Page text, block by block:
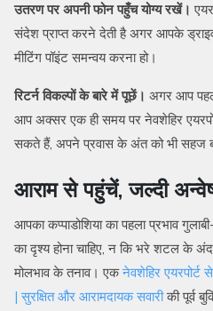
उतरण पर अपनी फोन पहुँच योग्य रखें।
संदेश प्राप्त करने देती है अगर आपके
मीटिंग पॉइंट समन्वय करना हो।
रिटर्न विकल्पों के बारे में पूछें। अगर आप पहले
आप अक्सर एक ही समय पर नेवशेहिर
सकते हैं, अपने प्रवास के अंत को भी सहज
आराम से पहुंचें, जल्दी
आपका कप्पाडोशिया का पहला प्रभाव
का दृश्य होना चाहिए, न कि भरे शटल के
मोलभाव के तनाव। एकनेवशेहिर एयरपोर्ट
| सुरक्षित और आरामदायक सवारीकी पूर्व